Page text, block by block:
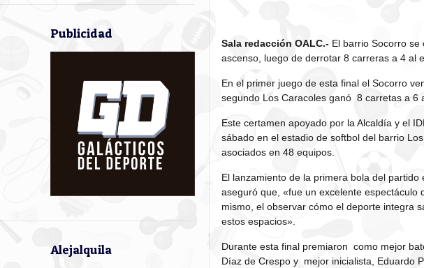
Sala redacción OALC.- El barrio Socorro
ascenso, luego de derrotar 8 carreras a 4 al
En el primer juego de esta final el Socorro
segundo Los Caracoles ganó 8 carretas a 6
Este certamen apoyado por la Alcaldía y el
sábado en el estadio de softbol del barrio
asociados en 48 equipos.
El lanzamiento de la primera bola del
aseguró que, «fue un excelente
mismo, el observar cómo el deporte integra
estos espacios».
Durante esta final premiaron como mejor
Díaz de Crespo y mejor inicialista, Eduardo
Publicidad
Alejalquila